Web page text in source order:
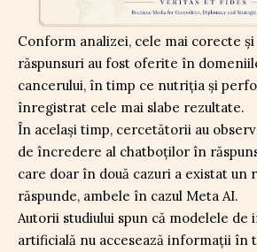
Conform analizei, cele mai corecte
răspunsuri au fost oferite în
cancerului, în timp ce nutriția și
înregistrat cele mai slabe rezultate.
În același timp, cercetătorii au
de încredere al chatboților în
care doar în două cazuri a existat un
răspunde, ambele în cazul Meta AI.
Autorii studiului spun că modelele de
artificială nu accesează informații în